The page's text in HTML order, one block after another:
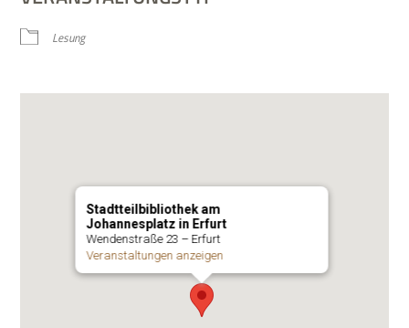
Lesung
Stadtteilbibliothek am
Johannesplatz in Erfurt
Wen­den­straße 23 – Erfurt
Ver­an­stal­tun­gen anzeigen